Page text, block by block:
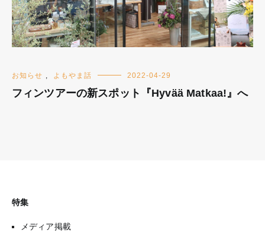
お知らせ よもやま話 2022-04-29
フィンツアーの新スポット『Hyvää Matkaa!』へ
特集
メディア掲載